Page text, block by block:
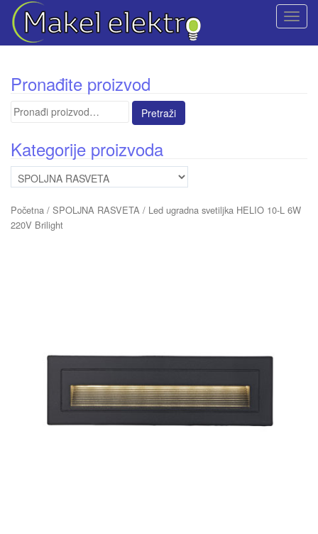
T
t
Pronađite proizvod
Pretraga
Kategorije proizvoda
Početna / SPOLJNA RASVETA / Led ugradna svetiljka HELIO 10-L 6W
220V Brilight